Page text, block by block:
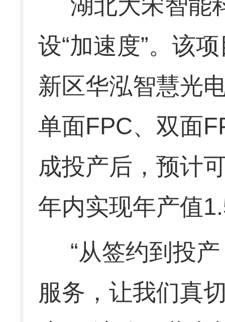
湖北大宋智能
设“加速度”。该
新区华泓智慧光
单面FPC、双面
成投产后，预计
年内实现年产值
“从签约到投
服务，让我们真